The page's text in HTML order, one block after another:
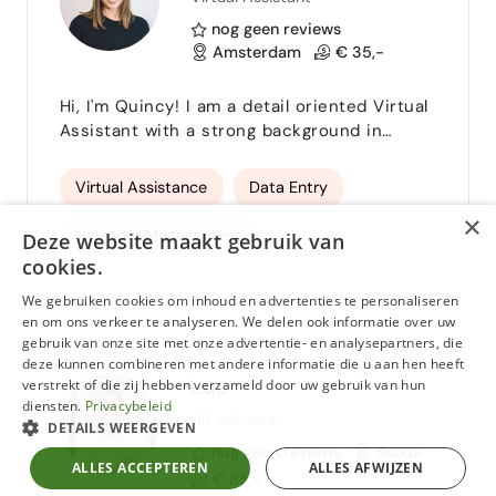
Agendabeheer en afsprakenplanning
Emailbeheer Vacatureteksten schrijven
onboarding klanten+medewerkers
boekhouding voor boekhouder
Trello vlotte communicatie
nog geen reviews
Amsterdam
€ 35,-
Hi, I'm Quincy! I am a detail oriented Virtual
Assistant with a strong background in
content strategy. Here's what I can do for
you: Virtual Assistance & Administrative
smoothly behind the scenes. From calendar
and inbox management to organizing
workflows in tools like Asana, Monday, Trello,
and Google Workspace,…
Virtual Assistance Data Entry
Calendar Management
Full-Cycle Recruitment talent sourcing
Recruitment Strategy
Social Media Management
content strategy UGC Content Creation
Luc
HR adviseur
nog geen reviews
Bunde
€ 85,-
×
Deze website maakt gebruik van
cookies.
We gebruiken cookies om inhoud en advertenties te personaliseren
en om ons verkeer te analyseren. We delen ook informatie over uw
gebruik van onze site met onze advertentie- en analysepartners, die
deze kunnen combineren met andere informatie die u aan hen heeft
verstrekt of die zij hebben verzameld door uw gebruik van hun
diensten. Privacybeleid
DETAILS WEERGEVEN
ALLES ACCEPTEREN ALLES AFWIJZEN